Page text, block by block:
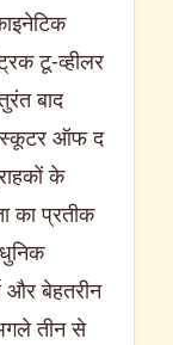
टू-व्हीलर
बाद
स्कूटर ऑफ द
के
का प्रतीक
और बेहतरीन
तीन से